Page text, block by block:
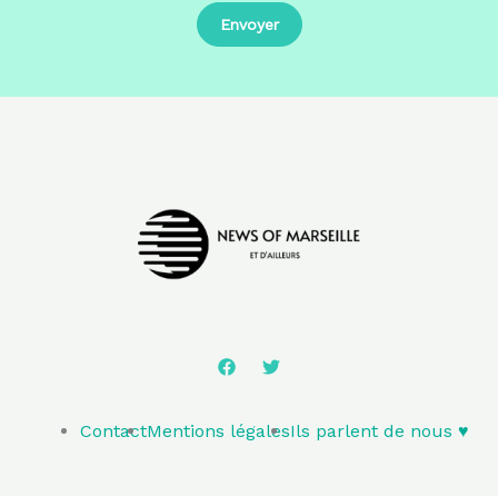
ContactMentions légalesIls parlent de nous ♥️